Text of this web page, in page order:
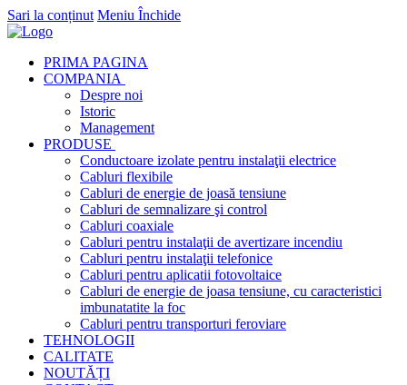
Sari la conținut Meniu Închide
PRIMA PAGINA
COMPANIA
Despre noi
Istoric
Management
PRODUSE
Conductoare izolate pentru instalaţii electrice
Cabluri flexibile
Cabluri de energie de joasă tensiune
Cabluri de semnalizare şi control
Cabluri coaxiale
Cabluri pentru instalaţii de avertizare incendiu
Cabluri pentru instalaţii telefonice
Cabluri pentru aplicatii fotovoltaice
Cabluri de energie de joasa tensiune, cu caracteristici
imbunatatite la foc
Cabluri pentru transporturi feroviare
TEHNOLOGII
CALITATE
NOUTĂȚI